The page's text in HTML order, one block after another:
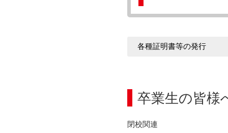
各種証明書等の発行
卒業生の皆様
閉校関連